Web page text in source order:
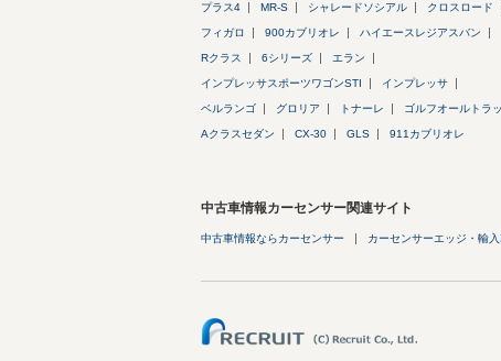
プラス4 MR-S シャレードソシアル クロスロード
フィガロ 900カブリオレ ハイエースレジアスバン
Rクラス 6シリーズ エラン
インプレッサスポーツワゴンSTI インプレッサ
ベルランゴ グロリア トナーレ ゴルフオールトラ
Aクラスセダン CX-30 GLS 911カブリオレ
中古車情報カーセンサー関連サイト
中古車情報ならカーセンサー カーセンサーエッジ・輸